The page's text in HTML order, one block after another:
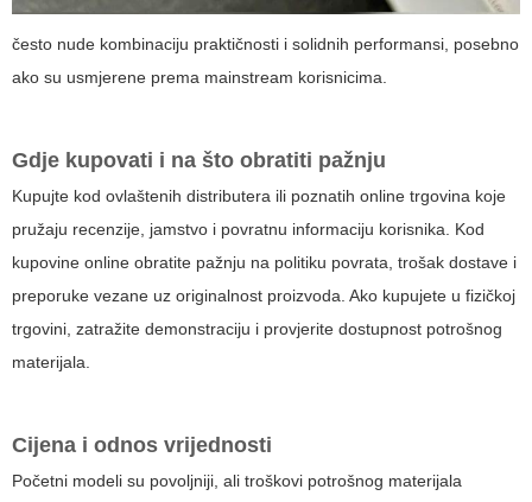
često nude kombinaciju praktičnosti i solidnih performansi, posebno
ako su usmjerene prema mainstream korisnicima.
Gdje kupovati i na što obratiti pažnju
Kupujte kod ovlaštenih distributera ili poznatih online trgovina koje
pružaju recenzije, jamstvo i povratnu informaciju korisnika. Kod
kupovine online obratite pažnju na politiku povrata, trošak dostave i
preporuke vezane uz originalnost proizvoda. Ako kupujete u fizičkoj
trgovini, zatražite demonstraciju i provjerite dostupnost potrošnog
materijala.
Cijena i odnos vrijednosti
Početni modeli su povoljniji, ali troškovi potrošnog materijala